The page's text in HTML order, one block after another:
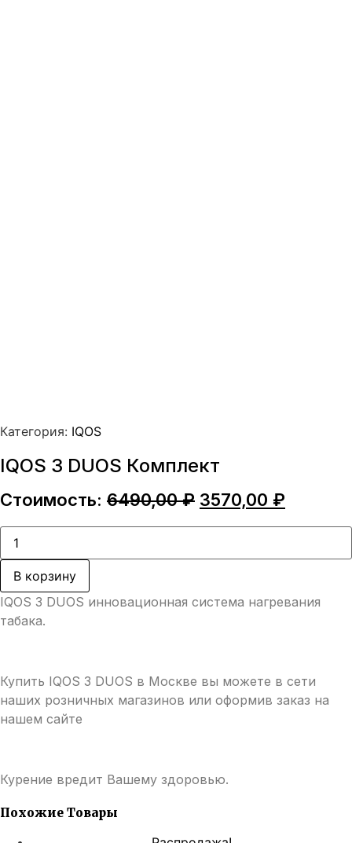
Категория: IQOS
IQOS 3 DUOS Комплект
Стоимость: 6490,00₽ Первоначальная
составляла
3570,00 ₽
Количество
товара
IQOS
DUOS
Комплект
В корзину
IQOS 3 DUOS инновационная система нагревания
табака.
Купить IQOS 3 DUOS в Москве вы можете в сети
наших розничных магазинов или оформив заказ на
нашем сайте
Курение вредит Вашему здоровью.
Похожие Товары